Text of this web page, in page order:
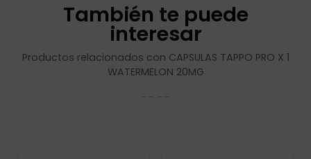
También te puede
interesar
Productos relacionados con CAPSULAS TAPPO PRO X 1
WATERMELON 20MG